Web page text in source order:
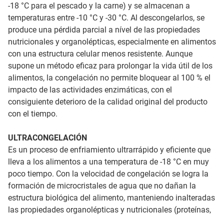
-18 °C para el pescado y la carne) y se almacenan a
temperaturas entre -10 °C y -30 °C. Al descongelarlos, se
produce una pérdida parcial a nível de las propiedades
nutricionales y organolépticas, especialmente en alimentos
con una estructura celular menos resistente. Aunque
supone un método eficaz para prolongar la vida útil de los
alimentos, la congelación no permite bloquear al 100 % el
impacto de las actividades enzimáticas, con el
consiguiente deterioro de la calidad original del producto
con el tiempo.
ULTRACONGELACIÓN
Es un proceso de enfriamiento ultrarrápido y eficiente que
lleva a los alimentos a una temperatura de -18 °C en muy
poco tiempo. Con la velocidad de congelación se logra la
formación de microcristales de agua que no dañan la
estructura biológica del alimento, manteniendo inalteradas
las propiedades organolépticas y nutricionales (proteínas,